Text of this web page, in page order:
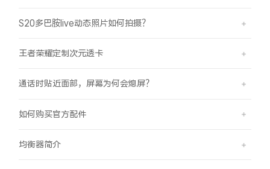
S20多巴胺live动态照片如何拍摄？
王者荣耀定制次元透卡
通话时贴近面部，屏幕为何会熄屏？
如何购买官方配件
均衡器简介